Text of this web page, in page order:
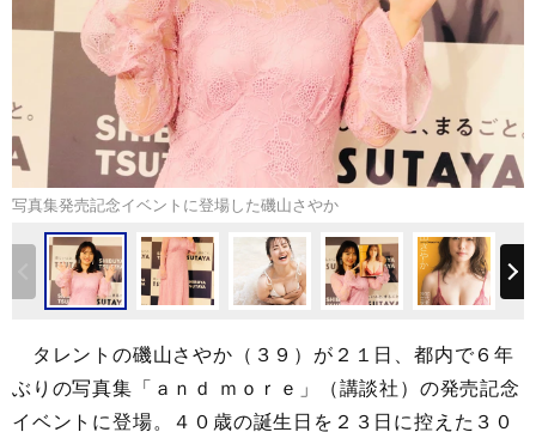
写真集発売記念イベントに登場した磯山さやか
タレントの磯山さやか（３９）が２１日、都内で６年
ぶりの写真集「ａｎｄ ｍｏｒｅ」（講談社）の発売記念
イベントに登場。４０歳の誕生日を２３日に控えた３０